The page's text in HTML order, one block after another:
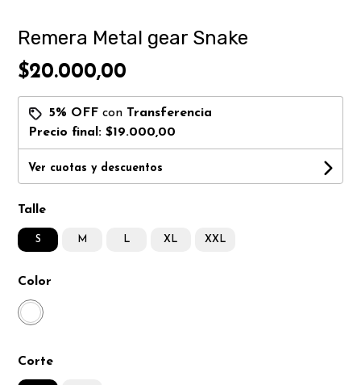
Remera Metal gear Snake
$20.000,00
5% OFF con Transferencia
Precio final:$19.000,00
Ver cuotas y descuentos
Talle
S M L XL XXL
Color
Corte